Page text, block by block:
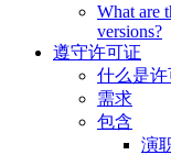
What are
versions?
遵守许可证
什么是许
需求
包含
演